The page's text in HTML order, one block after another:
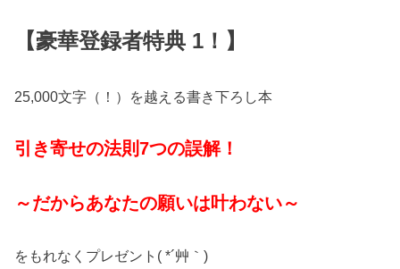
【豪華登録者特典 1！】
25,000文字（！）を越える書き下ろし本
引き寄せの法則7つの誤解！
～だからあなたの願いは叶わない～
をもれなくプレゼント( *´艸｀)